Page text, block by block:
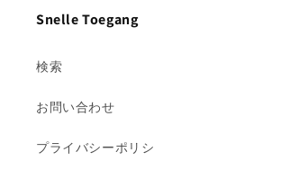
Snelle Toegang
検索
お問い合わせ
プライバシーポリシ